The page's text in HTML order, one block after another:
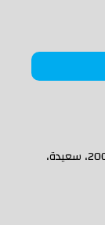
ص ب 138 حي النصر 20000، سعيدة،